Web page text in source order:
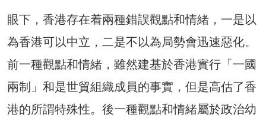
眼下，香港存在着兩種錯誤觀點和情緒，一是以
為香港可以中立，二是不以為局勢會迅速惡化。
前一種觀點和情緒，雖然建基於香港實行「一國
兩制」和是世貿組織成員的事實，但是高估了香
港的所謂特殊性。後一種觀點和情緒屬於政治幼